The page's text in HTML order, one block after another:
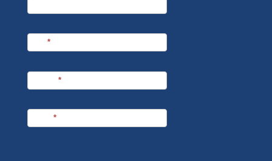
*
*
*